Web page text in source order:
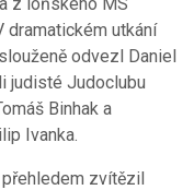
dramatickém utkání
odvezl Daniel
judisté Judoclubu
Binhak a
Ivanka.
zvítězil